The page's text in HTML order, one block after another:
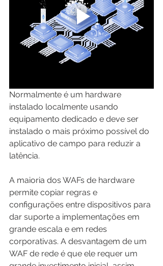
Normalmente é um hardware
instalado localmente usando
equipamento dedicado e deve ser
instalado o mais próximo possível do
aplicativo de campo para reduzir a
latência.
A maioria dos WAFs de hardware
permite copiar regras e
configurações entre dispositivos para
dar suporte a implementações em
grande escala e em redes
corporativas. A desvantagem de um
WAF de rede é que ele requer um